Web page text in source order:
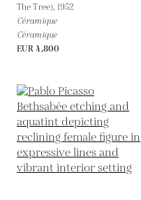
The Tree),1952
Céramique
Céramique
EUR 4,800